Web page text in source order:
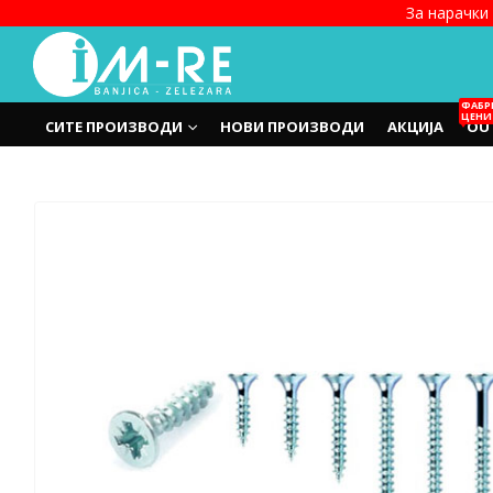
За
СИТЕ ПРОИЗВОДИ НОВИ ПРОИЗВОДИ АКЦИЈА
ЦЕНИ